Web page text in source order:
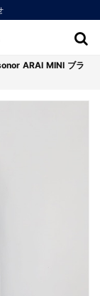
ARAI MINI ブラ